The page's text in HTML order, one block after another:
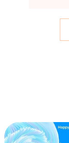
みで通
受けて
に感謝
これか